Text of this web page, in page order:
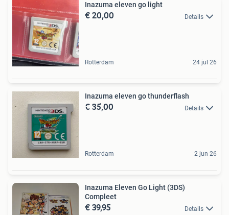
Inazuma eleven go light
€ 20,00 Details
Rotterdam 24 jul 26
Inazuma eleven go thunderflash
€ 35,00 Details
Rotterdam 2 jun 26
Inazuma Eleven Go Light (3DS)
Compleet
€ 39,95 Details